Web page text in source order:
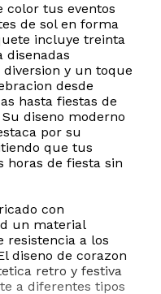
color tus eventos
de sol en forma
incluye treinta
disenadas
y un toque
desde
hasta fiestas de
diseno moderno
por su
que tus
horas de fiesta sin
con
un material
resistencia a los
diseno de corazon
retro y festiva
a diferentes tipos